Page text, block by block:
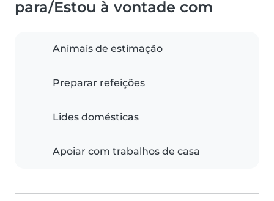
para/Estou à vontade com
Animais de estimação
Preparar refeições
Lides domésticas
Apoiar com trabalhos de casa